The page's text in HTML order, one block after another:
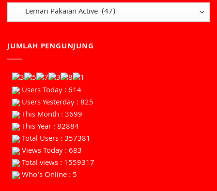
JUMLAH PENGUNJUNG
Users Today : 614
Users Yesterday : 825
This Month : 3699
This Year : 82884
Total Users : 357381
Views Today : 683
Total views : 1559317
Who's Online : 5